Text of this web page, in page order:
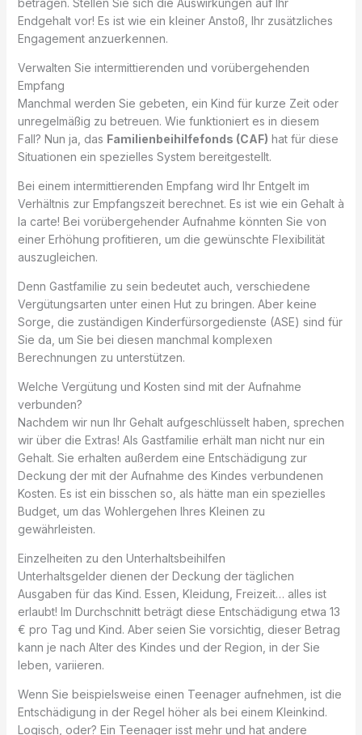
betragen. Stellen Sie sich die Auswirkungen auf Ihr
Endgehalt vor! Es ist wie ein kleiner Anstoß, Ihr zusätzliches
Engagement anzuerkennen.
Verwalten Sie intermittierenden und vorübergehenden
Empfang
Manchmal werden Sie gebeten, ein Kind für kurze Zeit oder
unregelmäßig zu betreuen. Wie funktioniert es in diesem
Fall? Nun ja, das Familienbeihilfefonds (CAF) hat für diese
Situationen ein spezielles System bereitgestellt.
Bei einem intermittierenden Empfang wird Ihr Entgelt im
Verhältnis zur Empfangszeit berechnet. Es ist wie ein Gehalt à
la carte! Bei vorübergehender Aufnahme könnten Sie von
einer Erhöhung profitieren, um die gewünschte Flexibilität
auszugleichen.
Denn Gastfamilie zu sein bedeutet auch, verschiedene
Vergütungsarten unter einen Hut zu bringen. Aber keine
Sorge, die zuständigen Kinderfürsorgedienste (ASE) sind für
Sie da, um Sie bei diesen manchmal komplexen
Berechnungen zu unterstützen.
Welche Vergütung und Kosten sind mit der Aufnahme
verbunden?
Nachdem wir nun Ihr Gehalt aufgeschlüsselt haben, sprechen
wir über die Extras! Als Gastfamilie erhält man nicht nur ein
Gehalt. Sie erhalten außerdem eine Entschädigung zur
Deckung der mit der Aufnahme des Kindes verbundenen
Kosten. Es ist ein bisschen so, als hätte man ein spezielles
Budget, um das Wohlergehen Ihres Kleinen zu
gewährleisten.
Einzelheiten zu den Unterhaltsbeihilfen
Unterhaltsgelder dienen der Deckung der täglichen
Ausgaben für das Kind. Essen, Kleidung, Freizeit… alles ist
erlaubt! Im Durchschnitt beträgt diese Entschädigung etwa 13
€ pro Tag und Kind. Aber seien Sie vorsichtig, dieser Betrag
kann je nach Alter des Kindes und der Region, in der Sie
leben, variieren.
Wenn Sie beispielsweise einen Teenager aufnehmen, ist die
Entschädigung in der Regel höher als bei einem Kleinkind.
Logisch, oder? Ein Teenager isst mehr und hat andere